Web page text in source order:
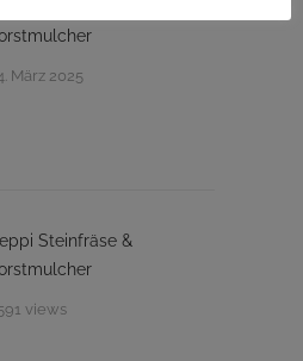
März 2025
Steinfräse &
views